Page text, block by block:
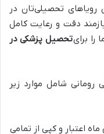
رویاهای تحصیلی‌تان در
دقت و رعایت کامل
برایتحصیل پزشکی در
رومانی شامل موارد زیر
اعتبار و کپی از تمامی